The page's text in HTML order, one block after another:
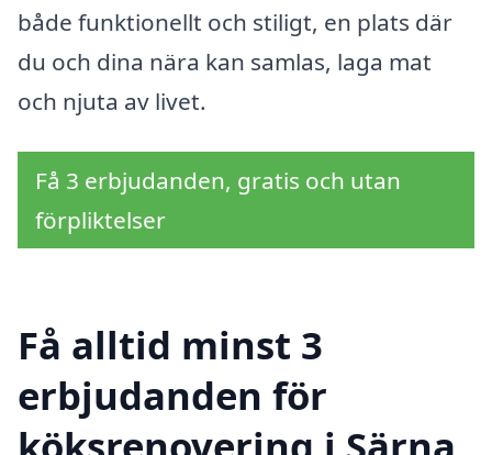
både funktionellt och stiligt, en plats där
du och dina nära kan samlas, laga mat
och njuta av livet.
Få 3 erbjudanden, gratis och utan
förpliktelser
Få alltid minst 3
erbjudanden för